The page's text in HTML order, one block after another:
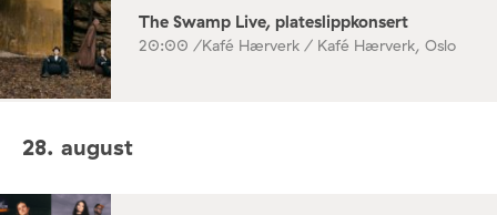
The Swamp Live, plateslippkonsert
20:00 /Kafé Hærverk / Kafé Hærverk, Oslo
28. august